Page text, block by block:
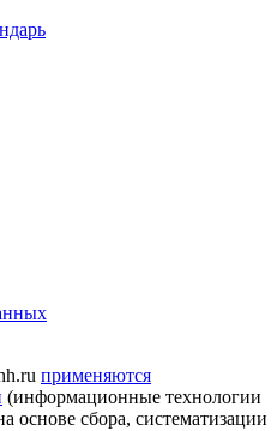
применяются
(информационные технологии
основе сбора, систематизации